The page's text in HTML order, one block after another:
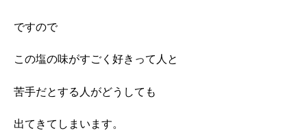
ですので
この塩の味がすごく好きって人と
苦手だとする人がどうしても
出てきてしまいます。